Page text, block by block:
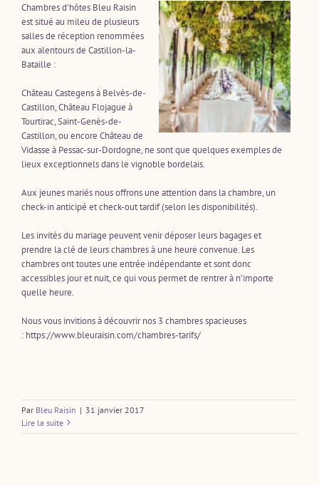
Chambres d’hôtes Bleu Raisin
est situé au mileu de plusieurs
salles de réception renommées
aux alentours de Castillon-la-
Bataille :
Château Castegens à Belvès-de-
Castillon, Château Flojague à
Tourtirac, Saint-Genès-de-
Castillon, ou encore Château de
Vidasse à Pessac-sur-Dordogne, ne sont que quelques exemples de
lieux exceptionnels dans le vignoble bordelais.
Aux jeunes mariés nous offrons une attention dans la chambre, un
check-in anticipé et check-out tardif (selon les disponibilités).
Les invités du mariage peuvent venir déposer leurs bagages et
prendre la clé de leurs chambres à une heure convenue. Les
chambres ont toutes une entrée indépendante et sont donc
accessibles jour et nuit, ce qui vous permet de rentrer à n’importe
quelle heure.
Nous vous invitions à découvrir nos 3 chambres spacieuses
: https://www.bleuraisin.com/chambres-tarifs/
Par Bleu Raisin | 31 janvier 2017
Lire la suite